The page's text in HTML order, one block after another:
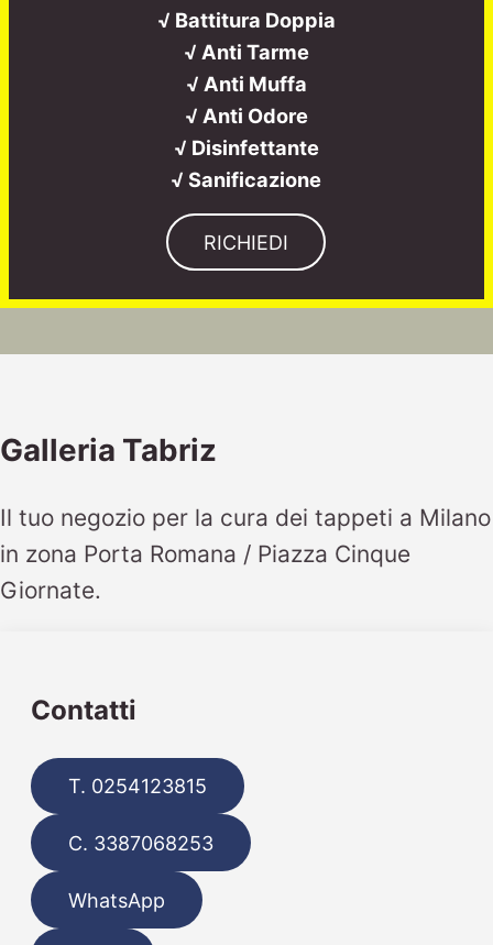
√ Battitura Doppia
√ Anti Tarme
√ Anti Muffa
√ Anti Odore
√ Disinfettante
√ Sanificazione
RICHIEDI
Galleria Tabriz
Il tuo negozio per la cura dei tappeti a Milano
in zona Porta Romana / Piazza Cinque
Giornate.
Contatti
T. 0254123815
C. 3387068253
WhatsApp